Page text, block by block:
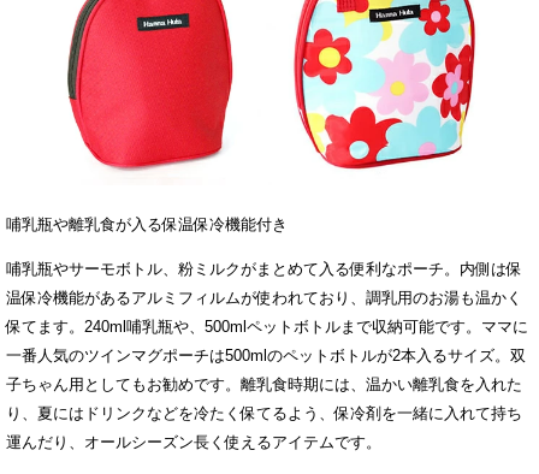
哺乳瓶や離乳食が入る保温保冷機能付き
哺乳瓶やサーモボトル、粉ミルクがまとめて入る便利なポーチ。内側は保
温保冷機能があるアルミフィルムが使われており、調乳用のお湯も温かく
保てます。240ml哺乳瓶や、500mlペットボトルまで収納可能です。ママに
一番人気のツインマグポーチは500mlのペットボトルが2本入るサイズ。双
子ちゃん用としてもお勧めです。離乳食時期には、温かい離乳食を入れた
り、夏にはドリンクなどを冷たく保てるよう、保冷剤を一緒に入れて持ち
運んだり、オールシーズン長く使えるアイテムです。